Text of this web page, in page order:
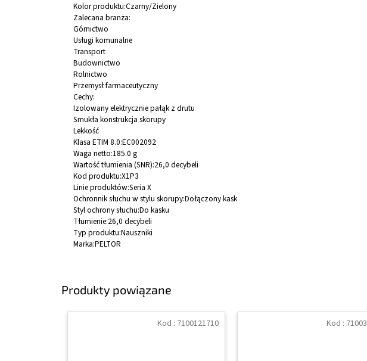
Produkty powiązane
Kod : 7100121710 Kod :
Kolor produktu:Czarny/Zielony
Zalecana branża:
Górnictwo
Usługi komunalne
Transport
Budownictwo
Rolnictwo
Przemysł farmaceutyczny
Cechy:
Izolowany elektrycznie pałąk z drutu
Smukła konstrukcja skorupy
Lekkość
Klasa ETIM 8.0:EC002092
Waga netto:185.0 g
Wartość tłumienia (SNR):26,0 decybeli
Kod produktu:X1P3
Linie produktów:Seria X
Ochronnik słuchu w stylu skorupy:Dołączony kask
Styl ochrony słuchu:Do kasku
Tłumienie:26,0 decybeli
Typ produktu:Nauszniki
Marka:PELTOR